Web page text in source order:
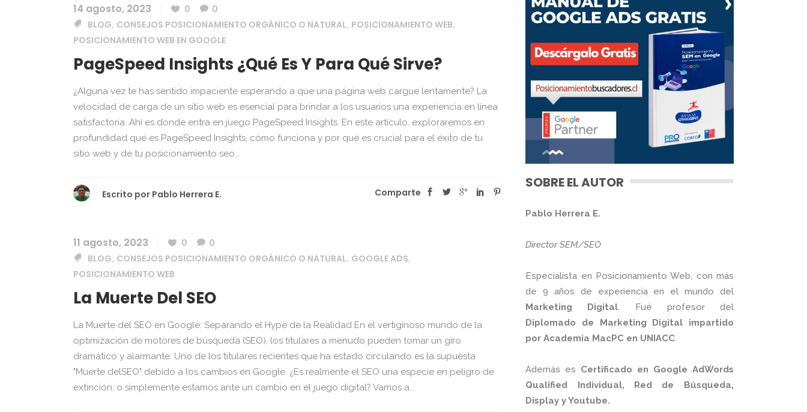
14 agosto, 2023 0
0
BLOG, CONSEJOS POSICIONAMIENTO ORGÁNICO O NATURAL, POSICIONAMIENTO WEB,
POSICIONAMIENTO WEB EN GOOGLE
PageSpeed Insights ¿Qué Es Y Para Qué Sirve?
¿Alguna vez te has sentido impaciente esperando a que una página web cargue lentamente? La
velocidad de carga de un sitio web es esencial para brindar a los usuarios una experiencia en línea
satisfactoria. Ahí es donde entra en juego PageSpeed Insights. En este artículo, exploraremos en
profundidad qué es PageSpeed Insights, cómo funciona y por qué es crucial para el éxito de tu
sitio web y de tu posicionamiento seo...
Escrito por Pablo Herrera E. Comparte
11 agosto, 2023 0
0
BLOG, CONSEJOS POSICIONAMIENTO ORGÁNICO O NATURAL, GOOGLE ADS,
POSICIONAMIENTO WEB
La Muerte Del SEO
La Muerte del SEO en Google: Separando el Hype de la Realidad En el vertiginoso mundo de la
optimización de motores de búsqueda (SEO), los titulares a menudo pueden tomar un giro
dramático y alarmante. Uno de los titulares recientes que ha estado circulando es la supuesta
"Muerte delSEO" debido a los cambios en Google. ¿Es realmente el SEO una especie en peligro de
extinción, o simplemente estamos ante un cambio en el juego digital? Vamos a...
SOBRE EL AUTOR
Pablo Herrera E.
Director SEM/SEO
Especialista en Posicionamiento Web, con más
de 9 años de experiencia en el mundo del
Marketing Digital. Fué profesor del
Diplomado de Marketing Digital impartido
por Academia MacPC en UNIACC.
Además es Certificado en Google AdWords
Qualified Individual, Red de Búsqueda,
Display y Youtube.